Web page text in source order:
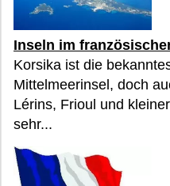
Inseln im
Korsika ist die
Mittelmeerinsel, doch
Lérins, Frioul und
sehr...